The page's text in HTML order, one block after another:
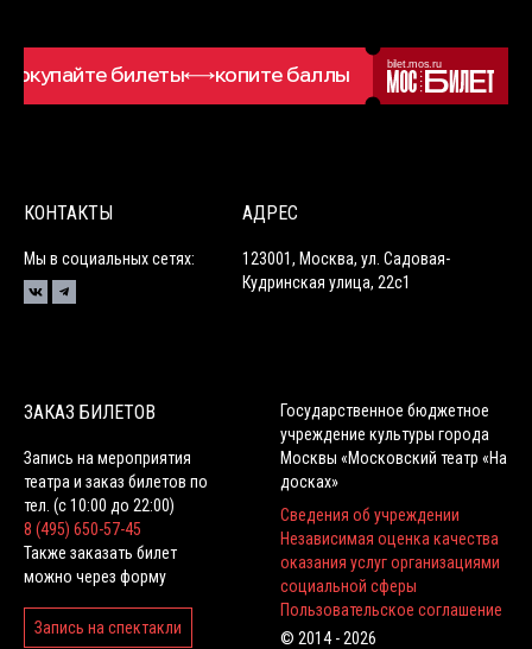
bilet.mos.ru
Покупайте билеты копите баллы
КОНТАКТЫ
Мы в социальных сетях:
АДРЕС
123001, Москва, ул. Садовая-
Кудринская улица, 22с1
ЗАКАЗ БИЛЕТОВ
Запись на мероприятия
театра и заказ билетов по
тел. (с 10:00 до 22:00)
8 (495) 650-57-45
Также заказать билет
можно через форму
Запись на спектакли
Государственное бюджетное
учреждение культуры города
Москвы «Московский театр «На
досках»
Сведения об учреждении
Независимая оценка качества
оказания услуг организациями
социальной сферы
Пользовательское соглашение
© 2014 - 2026